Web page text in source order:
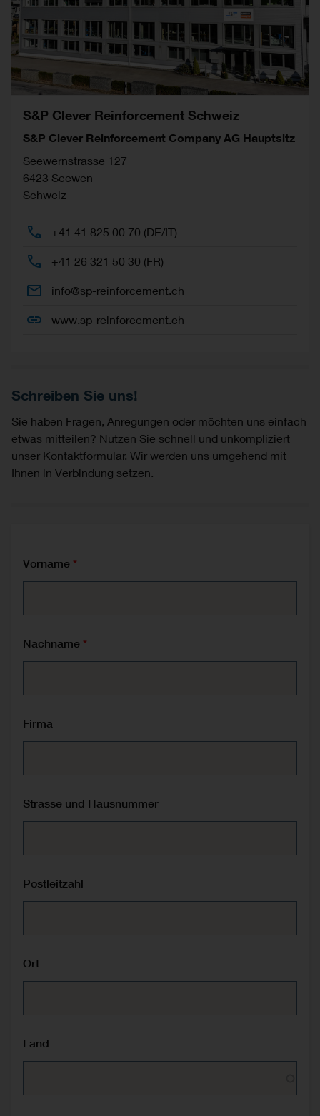
S&P Clever Reinforcement Schweiz
S&P Clever Reinforcement Company AG Hauptsitz
Seewernstrasse 127
6423 Seewen
Schweiz
+41 41 825 00 70 (DE/IT)
+41 26 321 50 30 (FR)
info@sp-reinforcement.ch
www.sp-reinforcement.ch
Schreiben Sie uns!
Sie haben Fragen, Anregungen oder möchten uns einfach
etwas mitteilen? Nutzen Sie schnell und unkompliziert
unser Kontaktformular. Wir werden uns umgehend mit
Ihnen in Verbindung setzen.
Vorname
Nachname
Firma
Strasse und Hausnummer
Postleitzahl
Ort
Land